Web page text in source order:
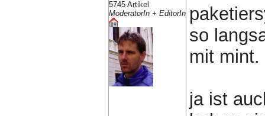
5745 Artikel
ModeratorIn + EditorIn
so
mit mint.
ja ist